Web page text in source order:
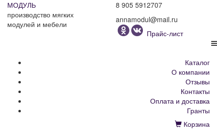
МОДУЛЬ
производство мягких
модулей и мебели
8 905 5912707
annamodul@mail.ru
Прайс-лист
Каталог
О компании
Отзывы
Контакты
Оплата и доставка
Гранты
Корзина